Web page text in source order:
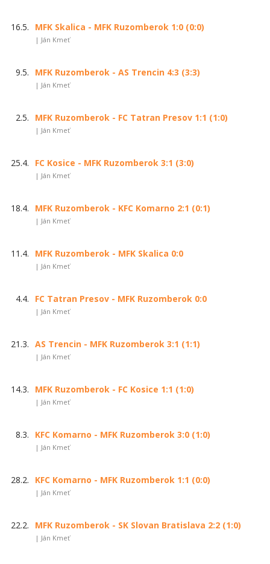
16.5. MFK Skalica - MFK Ruzomberok 1:0 (0:0)
| Ján Kmeť
9.5. MFK Ruzomberok - AS Trencin 4:3 (3:3)
| Ján Kmeť
2.5. MFK Ruzomberok - FC Tatran Presov 1:1 (1:0)
| Ján Kmeť
25.4. FC Kosice - MFK Ruzomberok 3:1 (3:0)
| Ján Kmeť
18.4. MFK Ruzomberok - KFC Komarno 2:1 (0:1)
| Ján Kmeť
11.4. MFK Ruzomberok - MFK Skalica 0:0
| Ján Kmeť
4.4. FC Tatran Presov - MFK Ruzomberok 0:0
| Ján Kmeť
21.3. AS Trencin - MFK Ruzomberok 3:1 (1:1)
| Ján Kmeť
14.3. MFK Ruzomberok - FC Kosice 1:1 (1:0)
| Ján Kmeť
8.3. KFC Komarno - MFK Ruzomberok 3:0 (1:0)
| Ján Kmeť
28.2. KFC Komarno - MFK Ruzomberok 1:1 (0:0)
| Ján Kmeť
22.2. MFK Ruzomberok - SK Slovan Bratislava 2:2 (1:0)
| Ján Kmeť